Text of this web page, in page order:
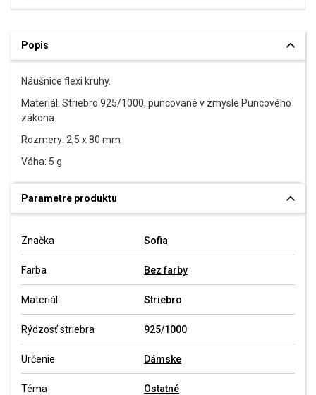
Popis
Náušnice flexi kruhy.
Materiál: Striebro 925/1000, puncované v zmysle Puncového
zákona.
Rozmery: 2,5 x 80 mm
Váha: 5 g
Parametre produktu
Značka Sofia
Farba Bez farby
Materiál Striebro
Rýdzosť striebra 925/1000
Určenie Dámske
Téma Ostatné